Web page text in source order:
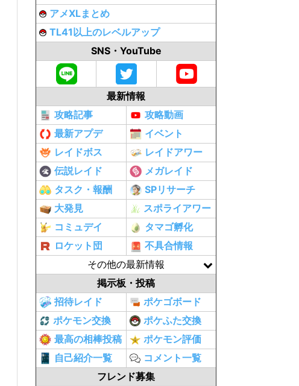
アメXLまとめ
TL41以上のレベルアップ
SNS・YouTube
最新情報
攻略記事
攻略動画
最新アプデ
イベント
レイドボス
レイドアワー
伝説レイド
メガレイド
タスク・報酬
SPリサーチ
大発見
スポライアワー
コミュデイ
タマゴ孵化
ロケット団
不具合情報
その他の最新情報
掲示板・投稿
招待レイド
ポケゴボード
ポケモン交換
ポケふた交換
最高の相棒投稿
ポケモン評価
自己紹介一覧
コメント一覧
フレンド募集